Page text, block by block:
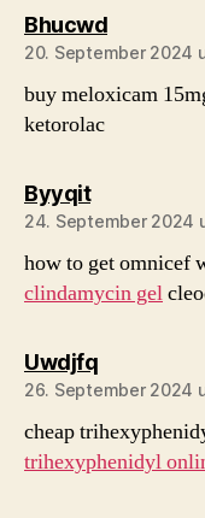
Bhucwdsagt:
20. September 2024
buy meloxicam
ketorolac
Byyqitsagt:
24. September 2024
how to get omnicef
clindamycin gel
Uwdjfqsagt:
26. September 2024
cheap
trihexyphenidyl